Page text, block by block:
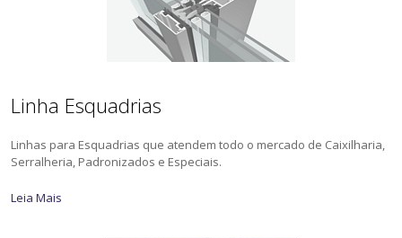
Linha Esquadrias
Linhas para Esquadrias que atendem todo o mercado de Caixilharia,
Serralheria, Padronizados e Especiais.
Leia Mais